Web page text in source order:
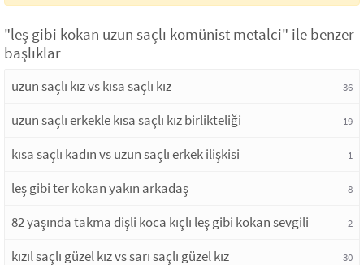
"leş gibi kokan uzun saçlı komünist metalci" ile benzer
başlıklar
uzun saçlı kız vs kısa saçlı kız 36
uzun saçlı erkekle kısa saçlı kız birlikteliği 19
kısa saçlı kadın vs uzun saçlı erkek ilişkisi 1
leş gibi ter kokan yakın arkadaş 8
82 yaşında takma dişli koca kıçlı leş gibi kokan sevgili 2
kızıl saçlı güzel kız vs sarı saçlı güzel kız 30